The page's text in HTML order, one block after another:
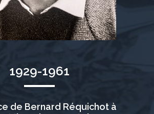
1929-1961
de Bernard Réquichot à